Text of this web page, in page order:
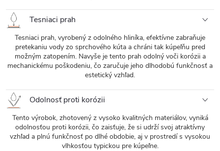
Tesniaci prah
Tesniaci prah, vyrobený z odolného hliníka, efektívne zabraňuje
pretekaniu vody zo sprchového kúta a chráni tak kúpeľňu pred
možným zatopením. Navyše je tento prah odolný voči korózii a
mechanickému poškodeniu, čo zaručuje jeho dlhodobú funkčnosť a
estetický vzhľad.
Odolnosť proti korózii
Tento výrobok, zhotovený z vysoko kvalitných materiálov, vyniká
odolnosťou proti korózii, čo zaisťuje, že si udrží svoj atraktívny
vzhľad a plnú funkčnosť po dlhé obdobie, aj v prostredí s vysokou
vlhkosťou typickou pre kúpeľne.